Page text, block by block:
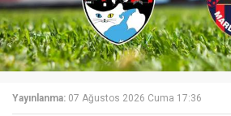
Yayınlanma: 07 Ağustos 2026 Cuma 17:36